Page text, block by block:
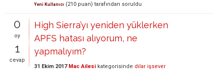
Yeni Kullanıcı (210 puan) tarafından soruldu
0
oy
1
cevap
High Sierra’yı yeniden yüklerken
APFS hatası alıyorum, ne
yapmalıyım?
31 Ekim 2017 Mac Ailesi kategorisinde dilar işsever